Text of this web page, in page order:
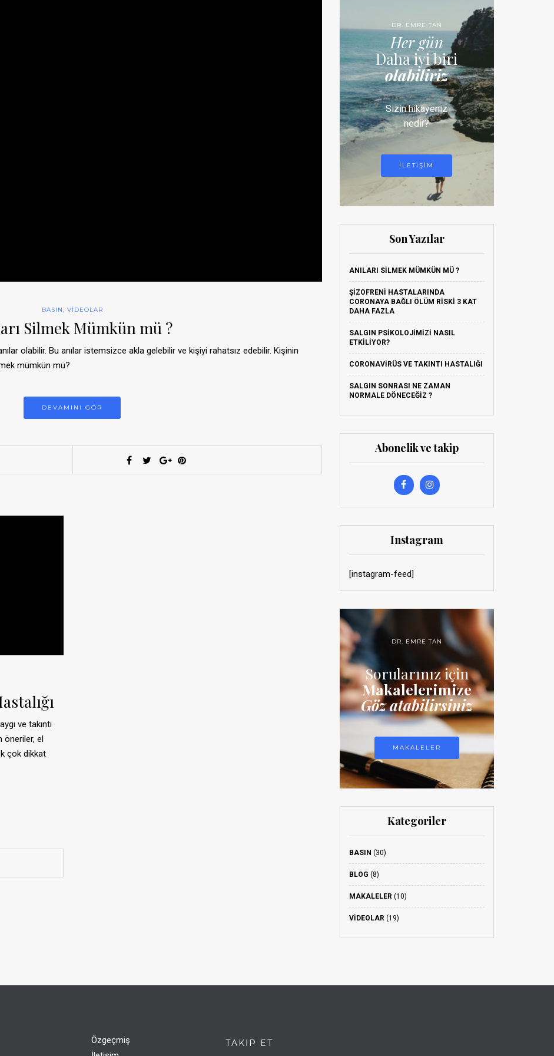
BASIN, VIDEOLAR
Silmek Mümkün mü ?
olabilir. Bu anılar istemsizce akla gelebilir ve kişiyi rahatsız edebilir. Kişinin
mümkün mü?
DEVAMINI GÖR
ve takıntı
öneriler, el
çok dikkat
DR. EMRE TAN
Her gün
Daha iyi biri
olabiliriz
Sizin hikayeniz
nedir?
ILETIŞIM
Son Yazılar
ANILARI SILMEK MÜMKÜN MÜ ?
ŞIZOFRENI HASTALARINDA
CORONAYA BAĞLI ÖLÜM RISKI 3 KAT
DAHA FAZLA
SALGIN PSIKOLOJIMIZI NASIL
ETKILIYOR?
CORONAVIRÜS VE TAKINTI HASTALIĞI
SALGIN SONRASI NE ZAMAN
NORMALE DÖNECEĞIZ ?
Abonelik ve takip
Instagram
[instagram-feed]
DR. EMRE TAN
Sorularınız için
Makalelerimize
Göz atabilirsiniz
MAKALELER
Kategoriler
BASIN (30)
BLOG (8)
MAKALELER(10)
VIDEOLAR(19)
Özgeçmiş
TAKIP ET